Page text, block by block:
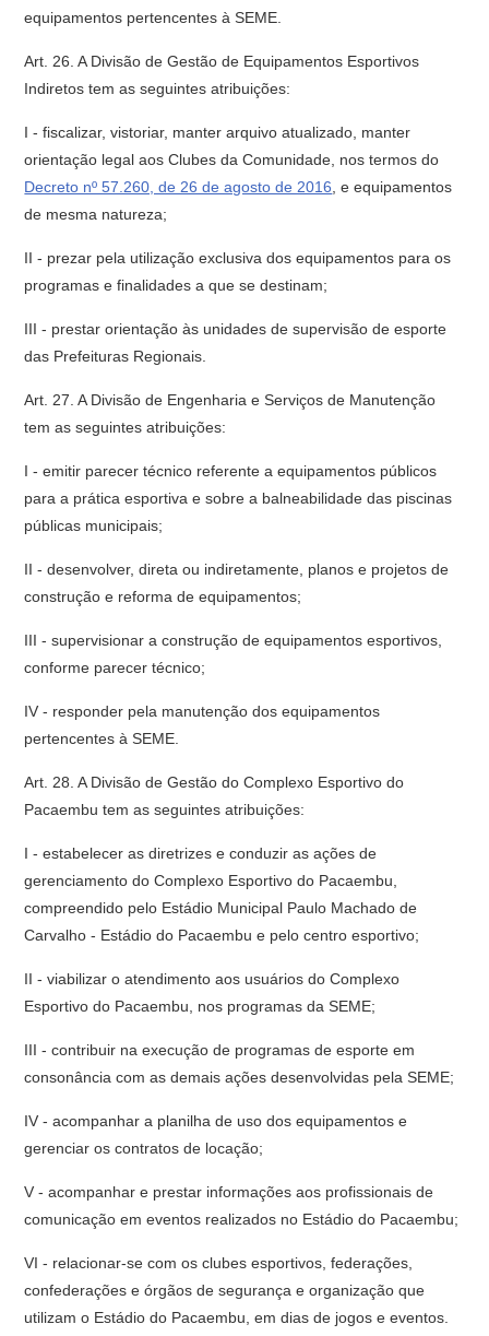
equipamentos pertencentes à SEME.
Art. 26. A Divisão de Gestão de Equipamentos Esportivos
Indiretos tem as seguintes atribuições:
I - fiscalizar, vistoriar, manter arquivo atualizado, manter
orientação legal aos Clubes da Comunidade, nos termos do
Decreto nº 57.260, de 26 de agosto de 2016 , e equipamentos
de mesma natureza;
II - prezar pela utilização exclusiva dos equipamentos para os
programas e finalidades a que se destinam;
III - prestar orientação às unidades de supervisão de esporte
das Prefeituras Regionais.
Art. 27. A Divisão de Engenharia e Serviços de Manutenção
tem as seguintes atribuições:
I - emitir parecer técnico referente a equipamentos públicos
para a prática esportiva e sobre a balneabilidade das piscinas
públicas municipais;
II - desenvolver, direta ou indiretamente, planos e projetos de
construção e reforma de equipamentos;
III - supervisionar a construção de equipamentos esportivos,
conforme parecer técnico;
IV - responder pela manutenção dos equipamentos
pertencentes à SEME.
Art. 28. A Divisão de Gestão do Complexo Esportivo do
Pacaembu tem as seguintes atribuições:
I - estabelecer as diretrizes e conduzir as ações de
gerenciamento do Complexo Esportivo do Pacaembu,
compreendido pelo Estádio Municipal Paulo Machado de
Carvalho - Estádio do Pacaembu e pelo centro esportivo;
II - viabilizar o atendimento aos usuários do Complexo
Esportivo do Pacaembu, nos programas da SEME;
III - contribuir na execução de programas de esporte em
consonância com as demais ações desenvolvidas pela SEME;
IV - acompanhar a planilha de uso dos equipamentos e
gerenciar os contratos de locação;
V - acompanhar e prestar informações aos profissionais de
comunicação em eventos realizados no Estádio do Pacaembu;
VI - relacionar-se com os clubes esportivos, federações,
confederações e órgãos de segurança e organização que
utilizam o Estádio do Pacaembu, em dias de jogos e eventos.